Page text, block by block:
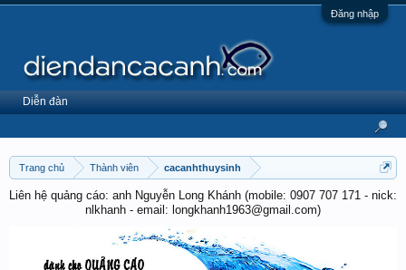
Đăng nhập
Trang chủ Thành viên cacanhthuysinh
Liên hệ quảng cáo: anh Nguyễn Long Khánh (mobile: 0907 707 171 - nick:
nlkhanh - email: longkhanh1963@gmail.com)
Diễn đàn